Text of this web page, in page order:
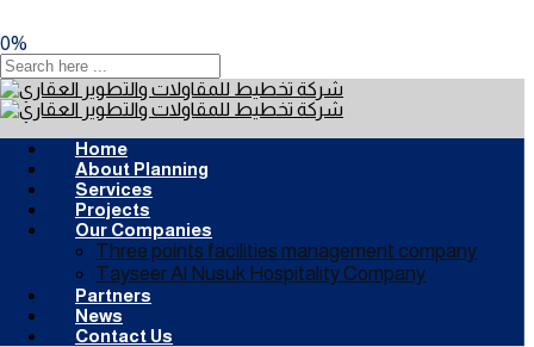
0%
Home
About Planning
Services
Projects
Our Companies
Three points facilities management company
Tayseer Al Nusuk Hospitality Company
Partners
News
Contact Us